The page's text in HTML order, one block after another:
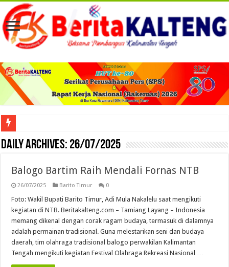
Viral! Selama Dua Bulan Lebih Siltap Serta Tunjangan Pemdes dan BPD di
Daily Archives: 26/07/2025
Balogo Bartim Raih Mendali Fornas NTB
26/07/2025 Barito Timur 0
Foto: Wakil Bupati Barito Timur, Adi Mula Nakalelu saat mengikuti
kegiatan di NTB. Beritakalteng.com – Tamiang Layang – Indonesia
memang dikenal dengan corak ragam budaya, termasuk di dalamnya
adalah permainan tradisional. Guna melestarikan seni dan budaya
daerah, tim olahraga tradisional balogo perwakilan Kalimantan
Tengah mengikuti kegiatan Festival Olahraga Rekreasi Nasional …